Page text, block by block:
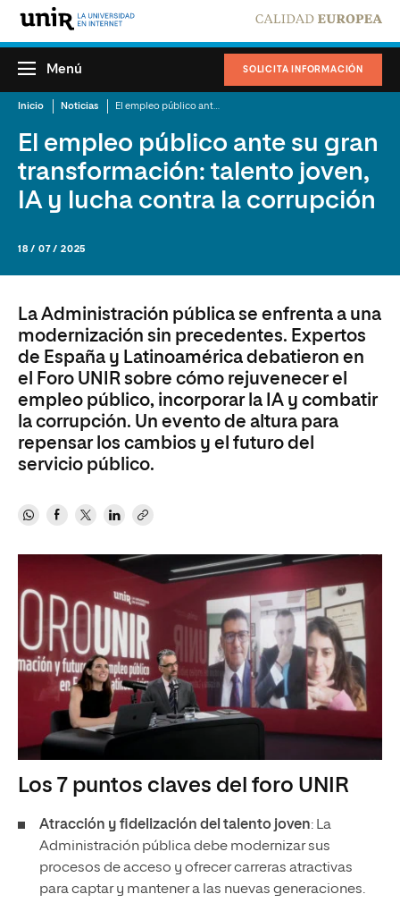
SOLICITA INFORMACIÓN
Menú
Inicio Noticias
El empleo público ante su gran
transformación: talento joven,
IA y lucha contra la corrupción
18 / 07 / 2025
La Administración pública se enfrenta a una
modernización sin precedentes. Expertos
de España y Latinoamérica debatieron en
el Foro UNIR sobre cómo rejuvenecer el
empleo público, incorporar la IA y combatir
la corrupción. Un evento de altura para
repensar los cambios y el futuro del
servicio público.
Los 7 puntos claves del foro UNIR
Atracción y fidelización del talento joven: La
Administración pública debe modernizar sus
procesos de acceso y ofrecer carreras atractivas
para captar y mantener a las nuevas generaciones.